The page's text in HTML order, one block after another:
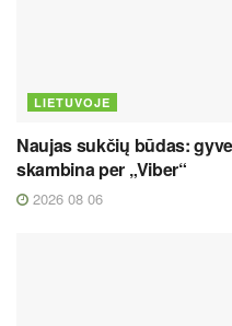
LIETUVOJE
Naujas sukčių būdas:
skambina per „Viber“
2026 08 06